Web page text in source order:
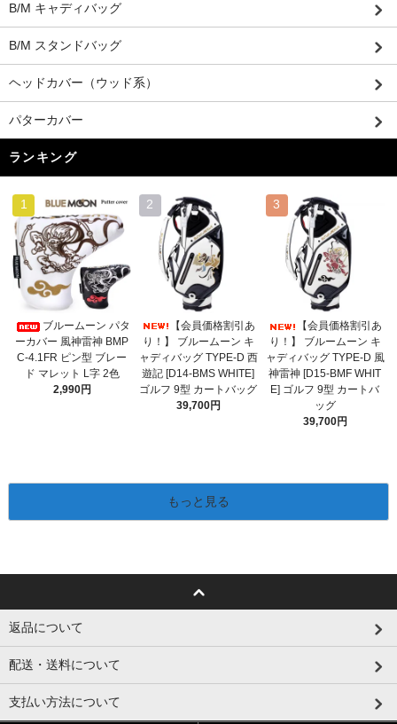
B/M キャディバッグ
B/M スタンドバッグ
ヘッドカバー（ウッド系）
パターカバー
ランキング
1
ブルームーン パタ
ーカバー 風神雷神 BMP
C-4.1FR ピン型 ブレー
ド マレット L字 2色
2,990円
2
【会員価格割引あ
り！】 ブルームーン キ
ャディバッグ TYPE-D 西
遊記 [D14-BMS WHITE]
ゴルフ 9型 カートバッグ
39,700円
3
【会員価格割引あ
り！】 ブルームーン キ
ャディバッグ TYPE-D 風
神雷神 [D15-BMF WHIT
E] ゴルフ 9型 カートバ
ッグ
39,700円
もっと見る
返品について
配送・送料について
支払い方法について